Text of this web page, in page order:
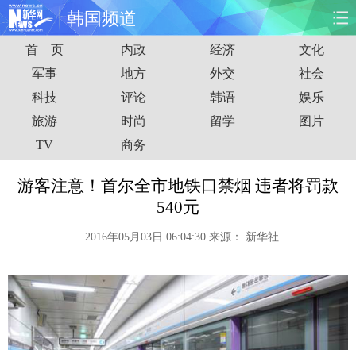
韩国频道
首页 时政 国际 财经
娱乐 体育 人事 教育
时尚 思客
港澳 台湾 华人 汽车
旅游 健康 信息化 数据
金融 公益 军事 无人机
首 页 内政 经济
文化
军事
地方 外交
社会
科技
评论 韩语
娱乐
旅游
时尚 留学
图片
TV
商务
游客注意！首尔全市地铁口禁烟 违者将罚款
540元
2016年05月03日 06:04:30 来源： 新华社